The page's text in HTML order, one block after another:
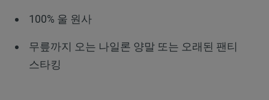
100% 울 원사
무릎까지 오는 나일론 양말 또는 오래된 팬티
스타킹